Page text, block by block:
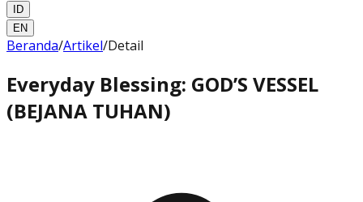
ID
EN
Beranda/Artikel/Detail
Everyday Blessing: GOD’S VESSEL
(BEJANA TUHAN)